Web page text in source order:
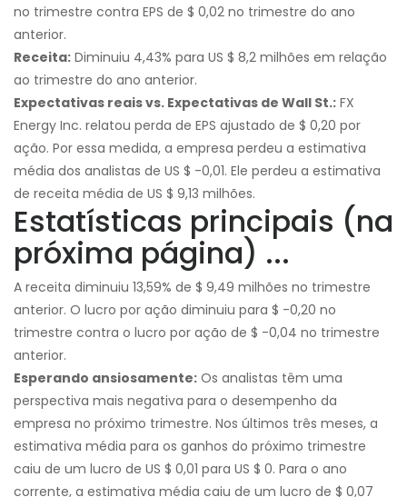
no trimestre contra EPS de $ 0,02 no trimestre do ano
anterior.
Receita: Diminuiu 4,43% para US $ 8,2 milhões em relação
ao trimestre do ano anterior.
Expectativas reais vs. Expectativas de Wall St.: FX
Energy Inc. relatou perda de EPS ajustado de $ 0,20 por
ação. Por essa medida, a empresa perdeu a estimativa
média dos analistas de US $ -0,01. Ele perdeu a estimativa
de receita média de US $ 9,13 milhões.
Estatísticas principais (na
próxima página) ...
A receita diminuiu 13,59% de $ 9,49 milhões no trimestre
anterior. O lucro por ação diminuiu para $ -0,20 no
trimestre contra o lucro por ação de $ -0,04 no trimestre
anterior.
Esperando ansiosamente: Os analistas têm uma
perspectiva mais negativa para o desempenho da
empresa no próximo trimestre. Nos últimos três meses, a
estimativa média para os ganhos do próximo trimestre
caiu de um lucro de US $ 0,01 para US $ 0. Para o ano
corrente, a estimativa média caiu de um lucro de $ 0,07